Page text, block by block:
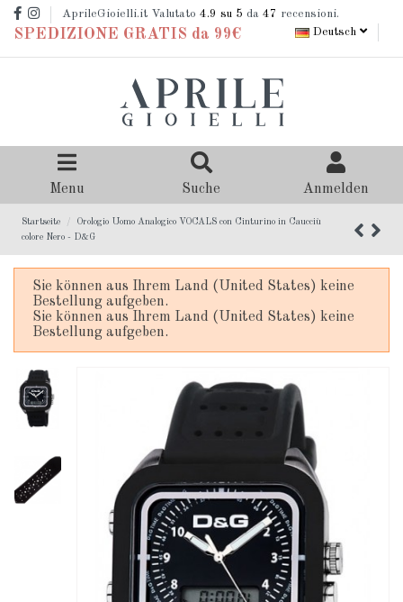
AprileGioielli.it Valutato 4.9 su 5 da 47 recensioni.
SPEDIZIONE GRATIS da 99€ Deutsch
Menu Suche Anmelden
Startseite
Orologio Uomo Analogico VOCALS con Cinturino in Caucciù
colore Nero - D&G
Sie können aus Ihrem Land (United States) keine
Bestellung aufgeben.
Sie können aus Ihrem Land (United States) keine
Bestellung aufgeben.